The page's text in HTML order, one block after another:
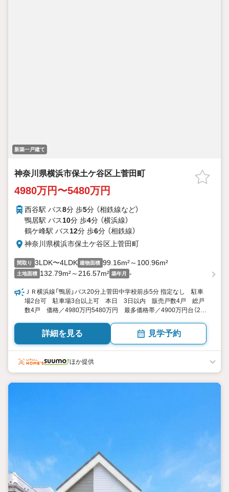
新築一戸建て
神奈川県横浜市保土ケ谷区上菅田町
4980万円〜5480万円
西谷駅 バス8分 歩5分 （相鉄線など）
鴨居駅 バス10分 歩4分 （横浜線）
鶴ケ峰駅 バス12分 歩6分 （相鉄線）
神奈川県横浜市保土ケ谷区上菅田町
間取り 3LDK〜4LDK 建物面積 99.16m²～100.96m²
土地面積 132.79m²～216.57m² 築年月 -
ＪＲ横浜線「鴨居」バス20分上菅田中学校前歩5分 指定なし 駐車
場2台可 駐車場3台以上可 本日 3日以内 販売戸数4戸 総戸
数4戸 価格／4980万円5480万円 最多価格帯／4900万円台（2
米100.96平米（実測） 向き／▼未選択 by SUUMO
詳細を見る 見学予約
ほか提供